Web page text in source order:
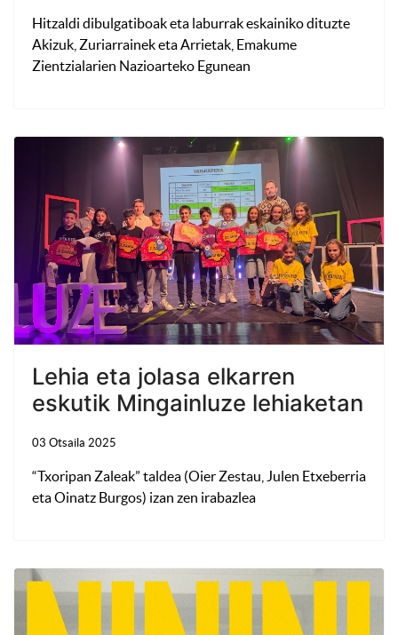
Hitzaldi dibulgatiboak eta laburrak eskainiko dituzte
Akizuk, Zuriarrainek eta Arrietak, Emakume
Zientzialarien Nazioarteko Egunean
Lehia eta jolasa elkarren
eskutik Mingainluze lehiaketan
03 Otsaila 2025
“Txoripan Zaleak” taldea (Oier Zestau, Julen Etxeberria
eta Oinatz Burgos) izan zen irabazlea